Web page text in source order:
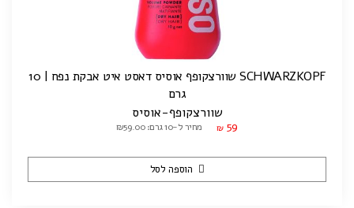
SCHWARZKOPF שוורצקופף אוסיס דאסט איט אבקת נפח | 10
גרם
שוורצקופף-אוסיס
₪ 59 מחיר ל-10 גרם: ₪59.00
הוספה לסל